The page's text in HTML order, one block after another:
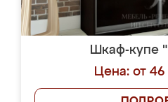
Шкаф-купе
Цена: от